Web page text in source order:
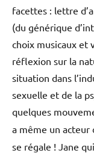
facettes : lettre
(du générique
choix musicaux et
réflexion sur la
situation dans
sexuelle et de la
quelques
a même un acteur
se régale ! Jane